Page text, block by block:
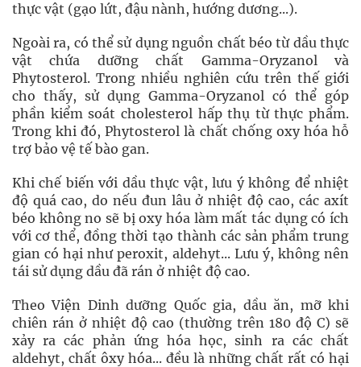
thực vật (gạo lứt, đậu nành, hướng dương...).
Ngoài ra, có thể sử dụng nguồn chất béo từ dầu thực
vật chứa dưỡng chất Gamma-Oryzanol và
Phytosterol. Trong nhiều nghiên cứu trên thế giới
cho thấy, sử dụng Gamma-Oryzanol có thể góp
phần kiểm soát cholesterol hấp thụ từ thực phẩm.
Trong khi đó, Phytosterol là chất chống oxy hóa hỗ
trợ bảo vệ tế bào gan.
Khi chế biến với dầu thực vật, lưu ý không để nhiệt
độ quá cao, do nếu đun lâu ở nhiệt độ cao, các axít
béo không no sẽ bị oxy hóa làm mất tác dụng có ích
với cơ thể, đồng thời tạo thành các sản phẩm trung
gian có hại như peroxit, aldehyt... Lưu ý, không nên
tái sử dụng dầu đã rán ở nhiệt độ cao.
Theo Viện Dinh dưỡng Quốc gia, dầu ăn, mỡ khi
chiên rán ở nhiệt độ cao (thường trên 180 độ C) sẽ
xảy ra các phản ứng hóa học, sinh ra các chất
aldehyt, chất ôxy hóa... đều là những chất rất có hại